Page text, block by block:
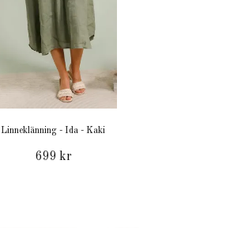
Linneklänning - Ida - Kaki
699 kr